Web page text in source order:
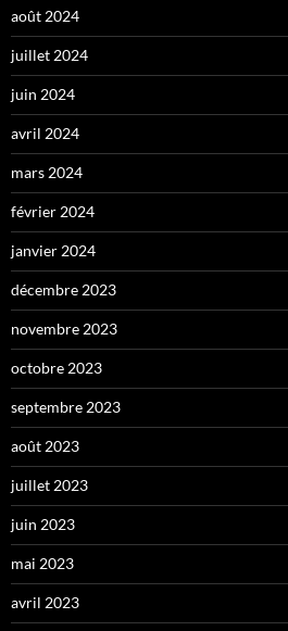
août 2024
juillet 2024
juin 2024
avril 2024
mars 2024
février 2024
janvier 2024
décembre 2023
novembre 2023
octobre 2023
septembre 2023
août 2023
juillet 2023
juin 2023
mai 2023
avril 2023